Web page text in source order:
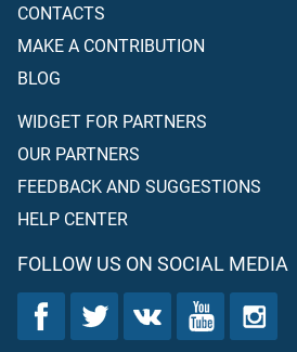
CONTACTS
MAKE A CONTRIBUTION
BLOG
WIDGET FOR PARTNERS
OUR PARTNERS
FEEDBACK AND SUGGESTIONS
HELP CENTER
FOLLOW US ON SOCIAL MEDIA